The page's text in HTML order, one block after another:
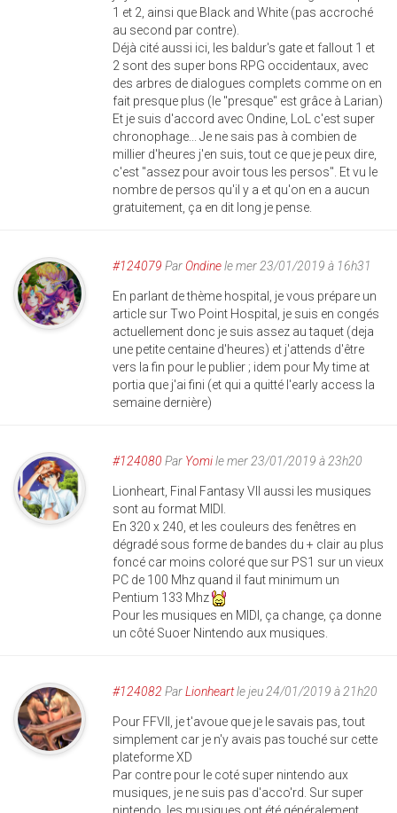
1 et 2, ainsi que Black and White (pas accroché
au second par contre).
Déjà cité aussi ici, les baldur's gate et fallout 1 et
2 sont des super bons RPG occidentaux, avec
des arbres de dialogues complets comme on en
fait presque plus (le "presque" est grâce à Larian)
Et je suis d'accord avec Ondine, LoL c'est super
chronophage... Je ne sais pas à combien de
millier d'heures j'en suis, tout ce que je peux dire,
c'est "assez pour avoir tous les persos". Et vu le
nombre de persos qu'il y a et qu'on en a aucun
gratuitement, ça en dit long je pense.
#124079 ParOndinele mer 23/01/2019 à 16h31
En parlant de thème hospital, je vous prépare un
article sur Two Point Hospital, je suis en congés
actuellement donc je suis assez au taquet (deja
une petite centaine d'heures) et j'attends d'être
vers la fin pour le publier ; idem pour My time at
portia que j'ai fini (et qui a quitté l'early access la
semaine dernière)
#124080 Par Yomile mer 23/01/2019 à 23h20
Lionheart, Final Fantasy VII aussi les musiques
sont au format MIDI.
En 320 x 240, et les couleurs des fenêtres en
dégradé sous forme de bandes du + clair au plus
foncé car moins coloré que sur PS1 sur un vieux
PC de 100 Mhz quand il faut minimum un
Pentium 133 Mhz
Pour les musiques en MIDI, ça change, ça donne
un côté Suoer Nintendo aux musiques.
#124082 ParLionheartle jeu 24/01/2019 à 21h20
Pour FFVII, je t'avoue que je le savais pas, tout
simplement car je n'y avais pas touché sur cette
plateforme XD
Par contre pour le coté super nintendo aux
musiques, je ne suis pas d'acco'rd. Sur super